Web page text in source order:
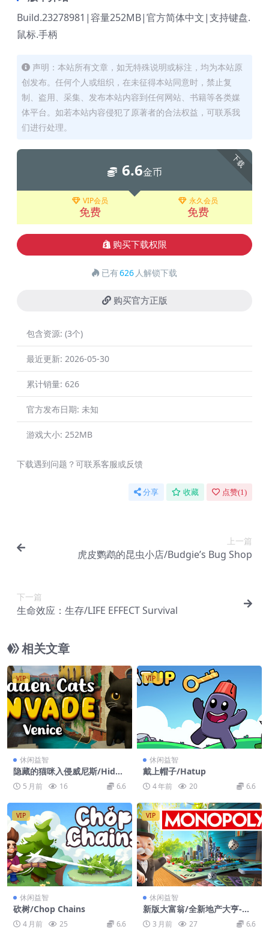
Build.23278981|容量252MB|官方简体中文|支持键盘.
鼠标.手柄
声明：本站所有文章，如无特殊说明或标注，均为本站原
创发布。任何个人或组织，在未征得本站同意时，禁止复
制、盗用、采集、发布本站内容到任何网站、书籍等各类媒
体平台。如若本站内容侵犯了原著者的合法权益，可联系我
们进行处理。
下载
6.6金币
VIP会员
免费
永久会员
免费
购买下载权限
已有626 人解锁下载
购买官方正版
包含资源: (3个)
最近更新: 2026-05-30
累计销量: 626
官方发布日期: 未知
游戏大小: 252MB
下载遇到问题？可联系客服或反馈
分享 收藏 点赞(1 )
上一篇
虎皮鹦鹉的昆虫小店/Budgie’s Bug Shop
下一篇
生命效应：生存/LIFE EFFECT Survival
相关文章
VIP
休闲益智
隐藏的猫咪入侵威尼斯/Hidde
n Cats Invade Venice
5 月前 16 6.6
VIP
休闲益智
戴上帽子/Hatup
4 年前 20 6.6
VIP
休闲益智
砍树/Chop Chains
4 月前 25 6.6
VIP
休闲益智
新版大富翁/全新地产大亨-虚
拟机版/NEW MONOPOLY H
YPERVISOR
3 月前 27 6.6